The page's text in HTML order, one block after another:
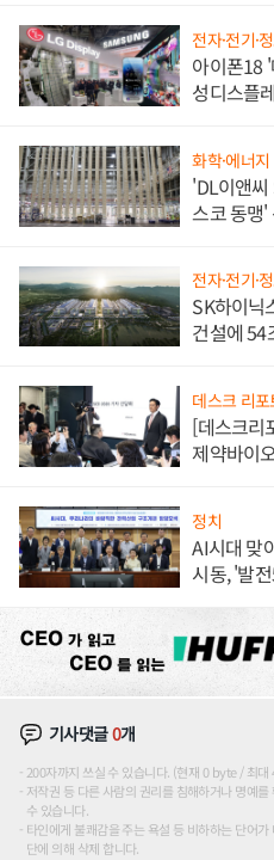
전자·전기·
아이폰18
성디스플
화학·에너지
'DL이앤씨
스코 동맹'
전자·전기·
SK하이닉
건설에 54
데스크 리포
[데스크리
제약바이
정치
AI시대 맞
시동, '발
기사댓글0개
200자까지 쓰실 수 있습니다. (현재 0 byte / 최
저작권 등 다른 사람의 권리를 침해하거나 명예
수 있습니다.
타인에게 불쾌감을 주는 욕설 등 비하하는 단어
단에 의해 삭제 합니다.